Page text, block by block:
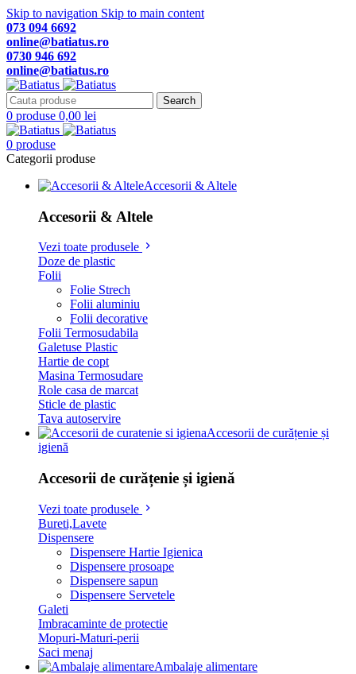
Skip to navigation Skip to main content
073 094 6692
online@batiatus.ro
0730 946 692
online@batiatus.ro
Search
0 produse 0,00 lei
0 produse
Categorii produse
Accesorii & Altele
Accesorii & Altele
Vezi toate produsele
Doze de plastic
Folii
Folie Strech
Folii aluminiu
Folii decorative
Folii Termosudabila
Galetuse Plastic
Hartie de copt
Masina Termosudare
Role casa de marcat
Sticle de plastic
Tava autoservire
Accesorii de curățenie și
igienă
Accesorii de curățenie și igienă
Vezi toate produsele
Bureti,Lavete
Dispensere
Dispensere Hartie Igienica
Dispensere prosoape
Dispensere sapun
Dispensere Servetele
Galeti
Imbracaminte de protectie
Mopuri-Maturi-perii
Saci menaj
Ambalaje alimentare